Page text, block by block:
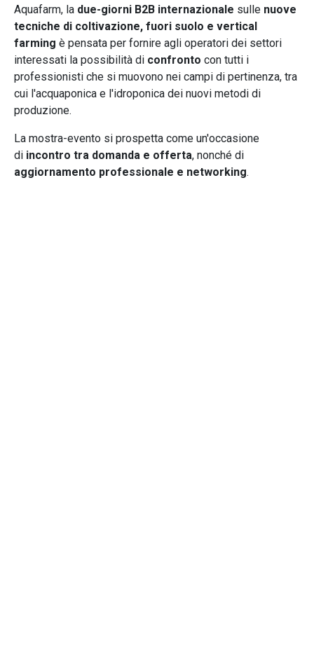
Aquafarm, la due-giorni B2B internazionale sulle nuove
tecniche di coltivazione, fuori suolo e vertical
farming è pensata per fornire agli operatori dei settori
interessati la possibilità di confronto con tutti i
professionisti che si muovono nei campi di pertinenza, tra
cui l'acquaponica e l'idroponica dei nuovi metodi di
produzione.
La mostra-evento si prospetta come un'occasione
di incontro tra domanda e offerta, nonché di
aggiornamento professionale e networking.